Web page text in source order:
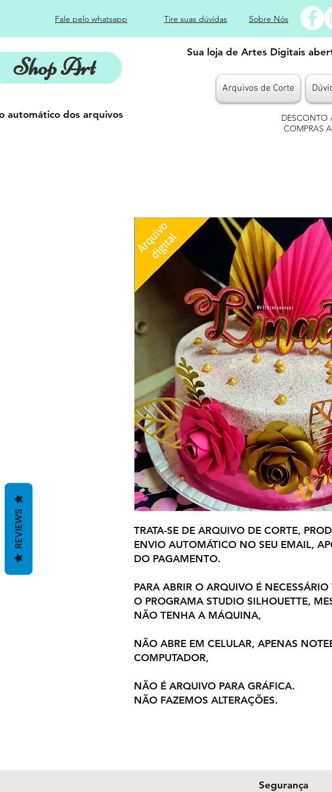
Fale pelo whatsapp Tire suas dúvidas Sobre Nós
Shop Art
Sua loja de Artes Digitais
Arquivos de Corte
automático dos arquivos
DESCONTO
COMPRAS
TRATA-SE DE ARQUIVO DE CORTE,
ENVIO AUTOMÁTICO NO SEU EMAIL,
DO PAGAMENTO.
PARA ABRIR O ARQUIVO É
O PROGRAMA STUDIO SILHOUETTE,
NÃO TENHA A MÁQUINA,
NÃO ABRE EM CELULAR, APENAS
COMPUTADOR,
NÃO É ARQUIVO PARA GRÁFICA.
NÃO FAZEMOS ALTERAÇÕES.
Segurança
REVIEWS